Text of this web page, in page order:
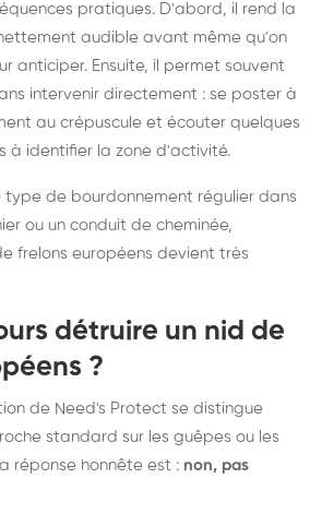
pratiques. D'abord, il rend la
audible avant même qu'on
anticiper. Ensuite, il permet souvent
intervenir directement : se poster à
au crépuscule et écouter quelques
à identifier la zone d'activité.
type de bourdonnement régulier dans
ou un conduit de cheminée,
frelons européens devient très
détruire un nid de
?
de Need's Protect se distingue
standard sur les guêpes ou les
réponse honnête est : non, pas